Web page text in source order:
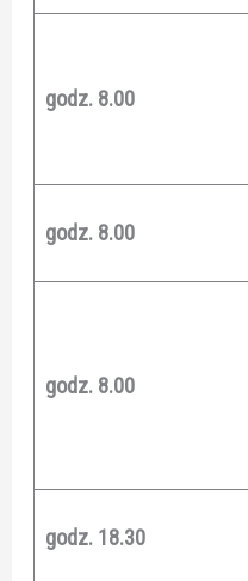
godz. 8.00
godz. 8.00
godz. 8.00
godz. 18.30